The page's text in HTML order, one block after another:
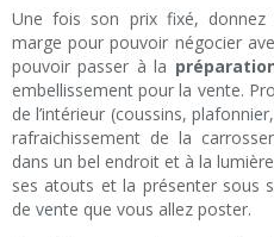
Une fois son prix fixé,
marge pour pouvoir négocier
pouvoir passer à la
embellissement pour la vente.
de l’intérieur (coussins,
rafraichissement de la
dans un bel endroit et à la
ses atouts et la présenter sous
de vente que vous allez poster.